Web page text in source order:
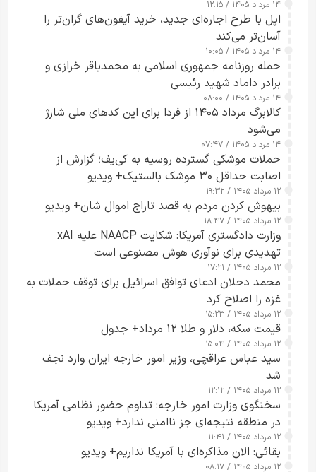
۱۴ مرداد ۱۴۰۵ / ۱۲:۱۵
اپل با طرح اجاره‌ای جدید، خرید آیفون‌های گران‌تر را
آسان‌تر می‌کند
۱۴ مرداد ۱۴۰۵ / ۱۰:۰۵
حمله روزنامه جمهوری اسلامی به محمدباقر خرازی و
برادر داماد شهید رئیسی
۱۴ مرداد ۱۴۰۵ / ۰۸:۰۰
کالابرگ مرداد ۱۴۰۵ از فردا برای این کدهای ملی شارژ
می‌شود
۱۴ مرداد ۱۴۰۵ / ۰۷:۴۷
حملات موشکی گسترده روسیه به کی‌یف؛ گزارش از
اصابت حداقل ۳۰ موشک بالستیک+ ویدیو
۱۲ مرداد ۱۴۰۵ / ۱۹:۳۲
بیهوش کردن مردم به قصد تاراج اموال شان+ ویدیو
۱۲ مرداد ۱۴۰۵ / ۱۸:۴۷
وزارت دادگستری آمریکا: شکایت NAACP علیه xAI
تهدیدی برای نوآوری هوش مصنوعی است
۱۲ مرداد ۱۴۰۵ / ۱۷:۲۱
محمد دحلان ادعای توافق اسرائیل برای توقف حملات به
غزه را اصلاح کرد
۱۲ مرداد ۱۴۰۵ / ۱۵:۲۳
قیمت سکه، دلار و طلا ۱۲ مرداد+ جدول
۱۲ مرداد ۱۴۰۵ / ۱۵:۰۴
سید عباس عراقچی، وزیر امور خارجه ایران وارد نجف
شد
۱۲ مرداد ۱۴۰۵ / ۱۲:۱۲
سخنگوی وزارت امور خارجه: تداوم حضور نظامی آمریکا
در منطقه نتیجه‌ای جز ناامنی ندارد+ ویدیو
۱۲ مرداد ۱۴۰۵ / ۱۱:۴۱
بقائی: الان مذاکره‌ای با آمریکا نداریم+ ویدیو
۱۲ مرداد ۱۴۰۵ / ۰۸:۱۷